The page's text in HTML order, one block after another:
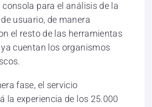
consola para el análisis de la
usuario, de manera
el resto de las herramientas
cuentan los organismos
fase, el servicio
la experiencia de los 25.000